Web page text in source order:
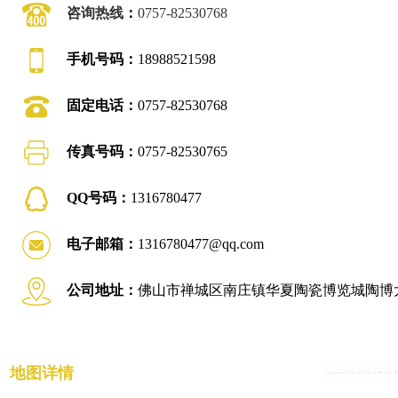
咨询热线 ： 0757-82530768
手机号码： 18988521598
固定电话： 0757-82530768
传真号码： 0757-82530765
QQ号码： 1316780477
电子邮箱： 1316780477@qq.com
公司地址： 佛山市禅城区南庄镇华夏陶瓷博览城陶博
地图详情